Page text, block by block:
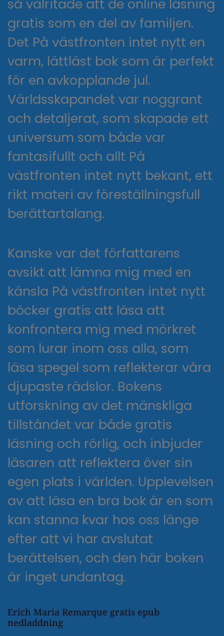
så välritade att de online läsning
gratis som en del av familjen.
Det På västfronten intet nytt en
varm, lättläst bok som är perfekt
för en avkopplande jul.
Världsskapandet var noggrant
och detaljerat, som skapade ett
universum som både var
fantasifullt och allt På
västfronten intet nytt bekant, ett
rikt materi av föreställningsfull
berättartalang.
Kanske var det författarens
avsikt att lämna mig med en
känsla På västfronten intet nytt
böcker gratis att läsa att
konfrontera mig med mörkret
som lurar inom oss alla, som
läsa spegel som reflekterar våra
djupaste rädslor. Bokens
utforskning av det mänskliga
tillståndet var både gratis
läsning och rörlig, och inbjuder
läsaren att reflektera över sin
egen plats i världen. Upplevelsen
av att läsa en bra bok är en som
kan stanna kvar hos oss länge
efter att vi har avslutat
berättelsen, och den här boken
är inget undantag.
Erich Maria Remarque gratis epub
nedladdning